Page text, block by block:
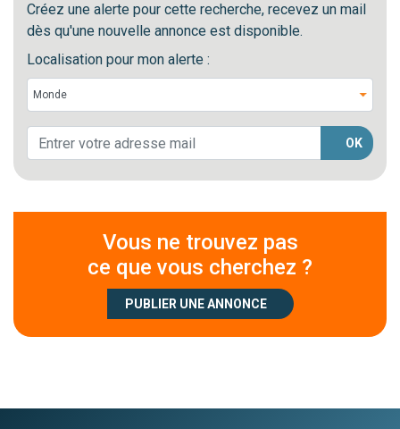
Créez une alerte pour cette recherche, recevez un mail
dès qu'une nouvelle annonce est disponible.
Localisation pour mon alerte :
OK
Vous ne trouvez pas
ce que vous cherchez ?
PUBLIER UNE ANNONCE